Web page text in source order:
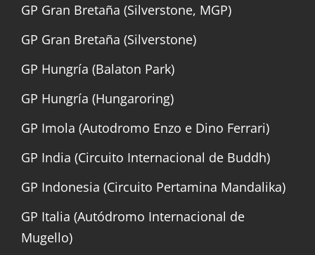
GP Gran Bretaña (Silverstone, MGP)
GP Gran Bretaña (Silverstone)
GP Hungría (Balaton Park)
GP Hungría (Hungaroring)
GP Imola (Autodromo Enzo e Dino Ferrari)
GP India (Circuito Internacional de Buddh)
GP Indonesia (Circuito Pertamina Mandalika)
GP Italia (Autódromo Internacional de
Mugello)